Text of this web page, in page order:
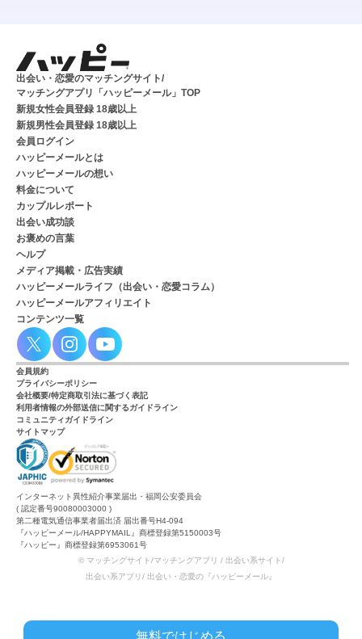
出会い・恋愛のマッチングサイト/
マッチングアプリ「ハッピーメール」TOP
新規女性会員登録 18歳以上
新規男性会員登録 18歳以上
会員ログイン
ハッピーメールとは
ハッピーメールの想い
料金について
カップルレポート
出会い成功談
お褒めの言葉
ヘルプ
メディア掲載・広告実績
ハッピーメールライフ（出会い・恋愛コラム）
ハッピーメールアフィリエイト
コンテンツ一覧
会員規約
プライバシーポリシー
会社概要/特定商取引法に基づく表記
利用者情報の外部送信に関するガイドライン
コミュニティガイドライン
サイトマップ
インターネット異性紹介事業届出・福岡公安委員会
( 認定番号90080003000 )
第二種電気通信事業者届出済 届出番号H4-094
『ハッピーメール/HAPPYMAIL』商標登録第5150003号
『ハッピー』商標登録第6953061号
© マッチングサイト/マッチングアプリ / 出会い系サイト/
出会い系アプリ/ 出会い・恋愛の『ハッピーメール』
無料ではじめる